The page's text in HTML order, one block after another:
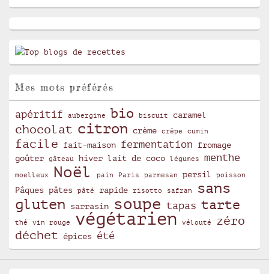
Mes mots préférés
apéritif aubergine bio biscuit caramel
chocolat citron crème crêpe cumin
facile fait-maison fermentation
fromage
goûter
gâteau hiver lait de coco légumes menthe
moelleux Noël pain Paris parmesan persil poisson
Pâques pâtes pâté rapide risotto safran
sans
gluten
sarrasin soupe tapas tarte
thé vin rouge végétarien vélouté
zéro
déchet
épices été